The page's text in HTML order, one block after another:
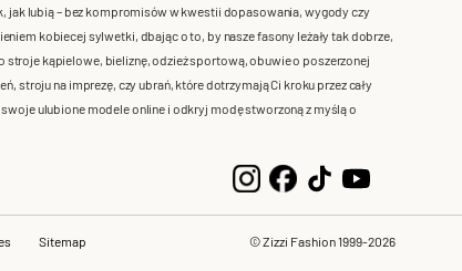
jak lubią – bez kompromisów w kwestii dopasowania, wygody czy
kobiecej sylwetki, dbając o to, by nasze fasony leżały tak dobrze,
kąpielowe, bieliznę, odzież sportową, obuwie o poszerzonej
stroju na imprezę, czy ubrań, które dotrzymają Ci kroku przez cały
ulubione modele online i odkryj modę stworzoną z myślą o
Sitemap © Zizzi Fashion 1999-2026